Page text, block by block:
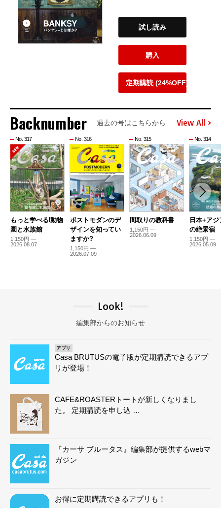
試し読み
購入
定期購読 (24%OFF)
Backnumber 過去の号はこちらから View All
No. 317
もっと学べる!動物
園と水族館
1,150円 —
2026.08.07
No. 316
ポストモダンのデ
ザインを知ってい
ますか?
1,150円 —
2026.07.09
No. 315
間取りの教科書
1,150円 —
2026.06.09
No. 314
日本+アジ
の絶景宿
1,150円 —
2026.05.09
Look!
編集部からのお知らせ
アプリ
Casa BRUTUSの電子版が定期購読できるアプ
リが登場！
CAFE&ROASTERトートが新しくなりまし
た。 定期購読を申し込 …
『カーサ ブルータス』編集部が提供するwebマ
ガジン
お得に定期購読できるアプリも！